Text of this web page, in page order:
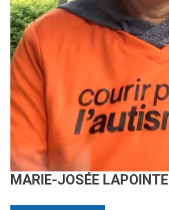
MARIE-JOSÉE LAPOINTE